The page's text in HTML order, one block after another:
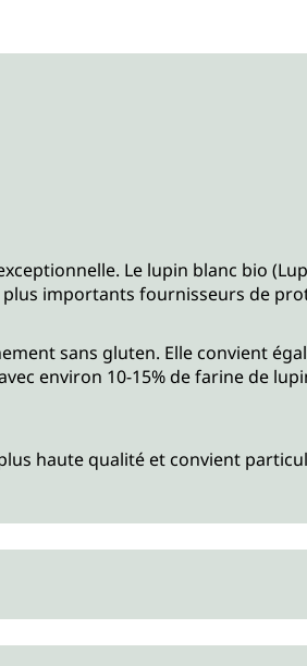
Le lupin blanc bio
importants fournisseurs de
sans gluten. Elle convient
environ 10-15% de farine de
haute qualité et convient